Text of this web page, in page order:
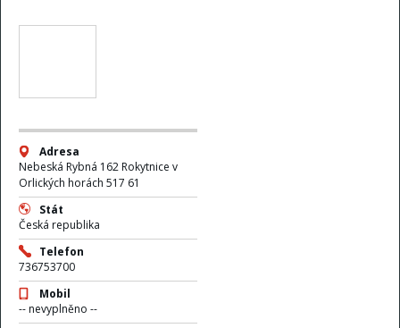
Adresa
Nebeská Rybná 162 Rokytnice v
Orlických horách 517 61
Stát
Česká republika
Telefon
736753700
Mobil
-- nevyplněno --